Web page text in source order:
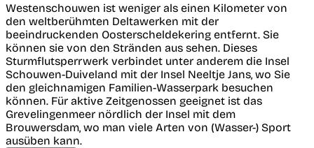
Westenschouwen ist weniger als einen Kilometer von
den weltberühmten Deltawerken mit der
beeindruckenden Oosterscheldekering entfernt. Sie
können sie von den Stränden aus sehen. Dieses
Sturmflutsperrwerk verbindet unter anderem die Insel
Schouwen-Duiveland mit der Insel Neeltje Jans, wo Sie
den gleichnamigen Familien-Wasserpark besuchen
können. Für aktive Zeitgenossen geeignet ist das
Grevelingenmeer nördlich der Insel mit dem
Brouwersdam, wo man viele Arten von (Wasser-) Sport
ausüben kann.